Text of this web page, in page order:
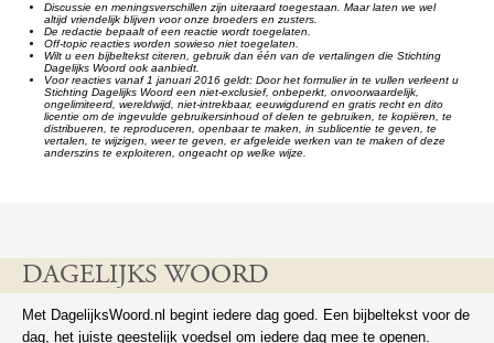
Discussie en meningsverschillen zijn uiteraard toegestaan. Maar laten we wel
altijd vriendelijk blijven voor onze broeders en zusters.
De redactie bepaalt of een reactie wordt toegelaten.
Off-topic reacties worden sowieso niet toegelaten.
Wilt u een bijbeltekst citeren, gebruik dan één van de vertalingen die Stichting
Dagelijks Woord ook aanbiedt.
Voor reacties vanaf 1 januari 2016 geldt: Door het formulier in te vullen verleent u
Stichting Dagelijks Woord een niet-exclusief, onbeperkt, onvoorwaardelijk,
ongelimiteerd, wereldwijd, niet-intrekbaar, eeuwigdurend en gratis recht en dito
licentie om de ingevulde gebruikersinhoud of delen te gebruiken, te kopiëren, te
distribueren, te reproduceren, openbaar te maken, in sublicentie te geven, te
vertalen, te wijzigen, weer te geven, er afgeleide werken van te maken of deze
anderszins te exploiteren, ongeacht op welke wijze.
DAGELIJKS WOORD
Met DagelijksWoord.nl begint iedere dag goed. Een bijbeltekst voor de
dag, het juiste geestelijk voedsel om iedere dag mee te openen.